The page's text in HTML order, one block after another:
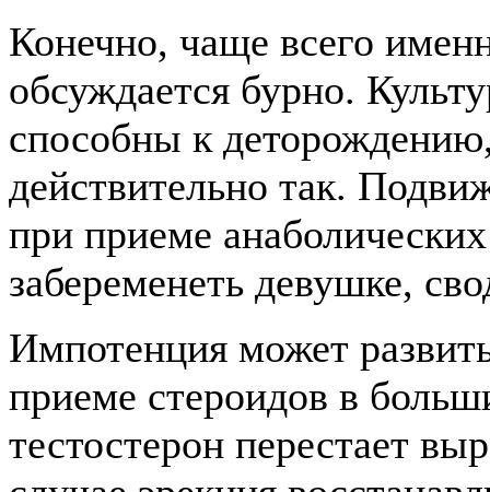
Конечно, чаще всего
обсуждается бурно.
способны к
действительно так.
при приеме
забеременеть девушке,
Импотенция может
приеме стероидов в
тестостерон перестает